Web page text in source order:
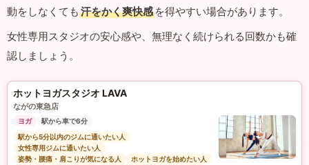
動をしなくても 汗をかく爽快感 を得やすい場合があります。
女性専用スタジオの安心感や、無理なく続けられる回数かも確
認しましょう。
ホットヨガスタジオ LAVA
ながの東急店
ヨガ
駅から車で6分
駅から5分以内のジムに通いたい人
女性専用ジムに通いたい人
姿勢・腰痛・肩こりが気になる人
ホットヨガを始めたい人